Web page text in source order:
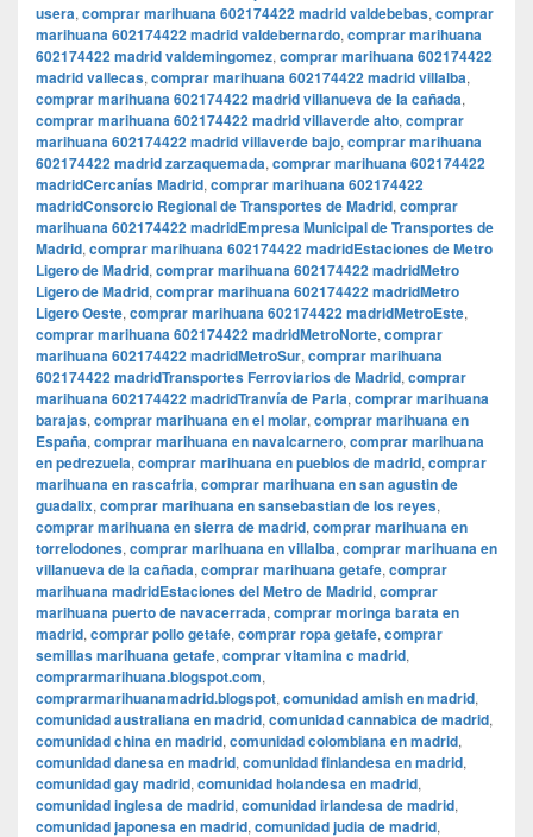
usera, comprar marihuana 602174422 madrid valdebebas, comprar
marihuana 602174422 madrid valdebernardo, comprar marihuana
602174422 madrid valdemingomez, comprar marihuana 602174422
madrid vallecas, comprar marihuana 602174422 madrid villalba,
comprar marihuana 602174422 madrid villanueva de la cañada,
comprar marihuana 602174422 madrid villaverde alto, comprar
marihuana 602174422 madrid villaverde bajo, comprar marihuana
602174422 madrid zarzaquemada, comprar marihuana 602174422
madridCercanías Madrid, comprar marihuana 602174422
madridConsorcio Regional de Transportes de Madrid, comprar
marihuana 602174422 madridEmpresa Municipal de Transportes de
Madrid, comprar marihuana 602174422 madridEstaciones de Metro
Ligero de Madrid, comprar marihuana 602174422 madridMetro
Ligero de Madrid, comprar marihuana 602174422 madridMetro
Ligero Oeste, comprar marihuana 602174422 madridMetroEste,
comprar marihuana 602174422 madridMetroNorte, comprar
marihuana 602174422 madridMetroSur, comprar marihuana
602174422 madridTransportes Ferroviarios de Madrid, comprar
marihuana 602174422 madridTranvía de Parla, comprar marihuana
barajas, comprar marihuana en el molar, comprar marihuana en
España, comprar marihuana en navalcarnero, comprar marihuana
en pedrezuela, comprar marihuana en pueblos de madrid, comprar
marihuana en rascafria, comprar marihuana en san agustin de
guadalix, comprar marihuana en sansebastian de los reyes,
comprar marihuana en sierra de madrid, comprar marihuana en
torrelodones, comprar marihuana en villalba, comprar marihuana en
villanueva de la cañada, comprar marihuana getafe, comprar
marihuana madridEstaciones del Metro de Madrid, comprar
marihuana puerto de navacerrada, comprar moringa barata en
madrid, comprar pollo getafe, comprar ropa getafe, comprar
semillas marihuana getafe, comprar vitamina c madrid,
comprarmarihuana.blogspot.com,
comprarmarihuanamadrid.blogspot, comunidad amish en madrid,
comunidad australiana en madrid, comunidad cannabica de madrid,
comunidad china en madrid, comunidad colombiana en madrid,
comunidad danesa en madrid, comunidad finlandesa en madrid,
comunidad gay madrid, comunidad holandesa en madrid,
comunidad inglesa de madrid, comunidad irlandesa de madrid,
comunidad japonesa en madrid, comunidad judia de madrid,